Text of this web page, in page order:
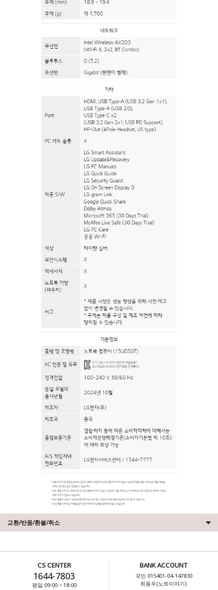
교환/반품/환불/취소
CS CENTER
1644-7803
평일 09:00 ~ 18:00
BANK ACCOUNT
국민 015401-04-147830
최용우(노트이야기)